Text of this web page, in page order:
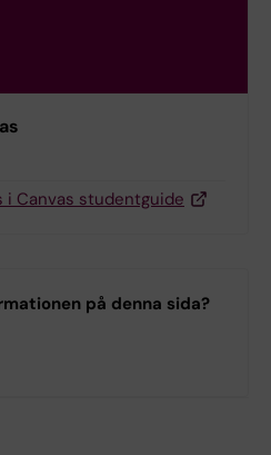
i Canvas studentguide
på denna sida?